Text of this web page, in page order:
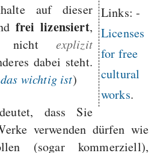
Links: -
Licenses
for free
cultural
works.
auf dieser
frei lizensiert,
nicht explizit
dabei steht.
wichtig ist)
dass Sie
verwenden dürfen wie
(sogar kommerziell),
CAPTCHA
This question is for
whether you are a
visitor and to
automated spam
This is pretty hard
me), but any easier